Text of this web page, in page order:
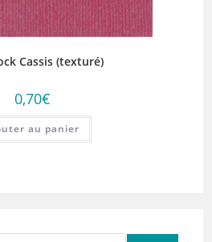
Cassis (texturé)
0,70€
au panier